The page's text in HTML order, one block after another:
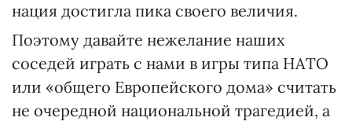
нация достигла пика своего величия.
Поэтому давайте нежелание наших
соседей играть с нами в игры типа НАТО
или «общего Европейского дома» считать
не очередной национальной трагедией, а